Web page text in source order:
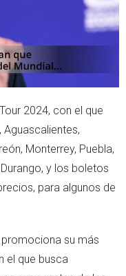
2024, con el que
Aguascalientes,
Monterrey, Puebla,
y los boletos
para algunos de
su más
el que busca